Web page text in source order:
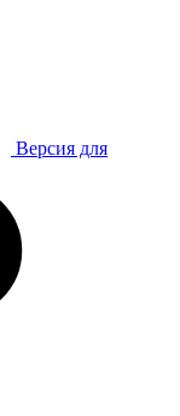
Версия для